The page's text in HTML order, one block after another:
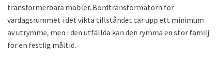
transformerbara möbler. Bordtransformatorn för
vardagsrummet i det vikta tillståndet tar upp ett minimum
av utrymme, men i den utfällda kan den rymma en stor familj
för en festlig måltid.